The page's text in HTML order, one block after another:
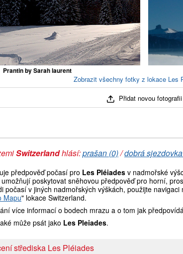
Prantin by Sarah laurent
Zobrazit všechny fotky z lokace Les
Přidat novou fotografii
Switzerlandhlásí:prašan (0)/dobrá
předpověď počasí pro Les Pléiades v nadmořské
poskytovat sněhovou předpověď pro horní,
počasí v jiných nadmořských výškách, použijte
Mapu" lokace Switzerland.
více informací o bodech mrazu a o tom jak
může psát jako Les Pleiades.
střediska Les Pléiades